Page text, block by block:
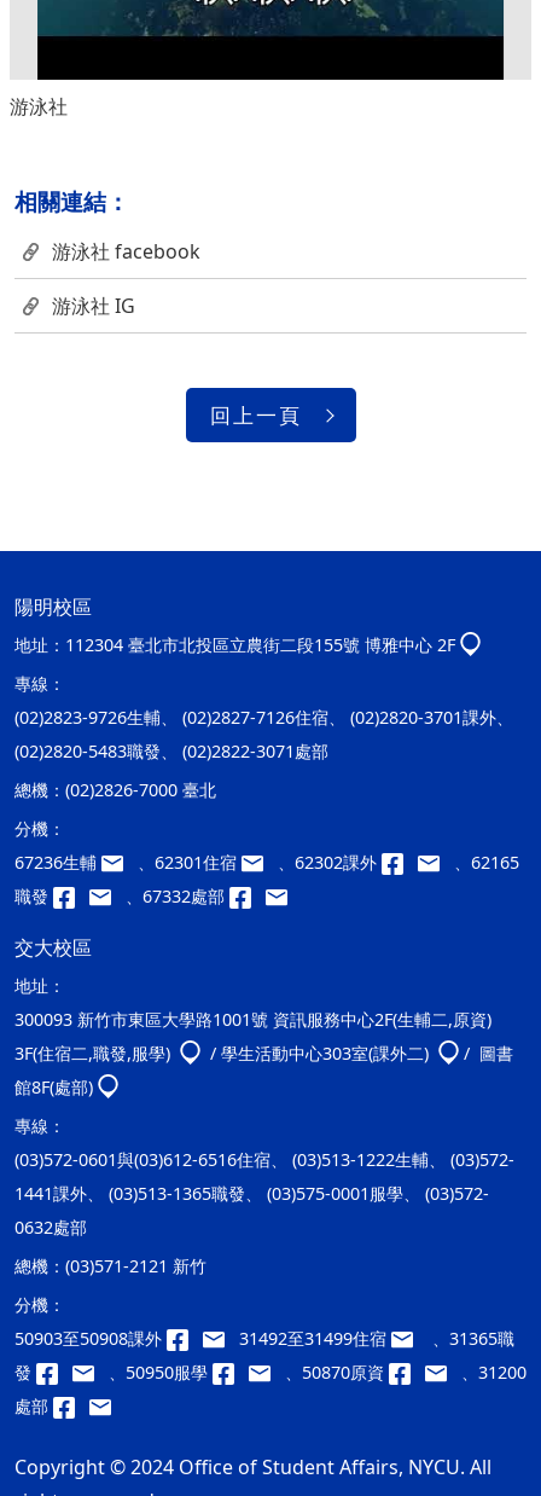
游泳社
相關連結：
游泳社 facebook
游泳社 IG
回上一頁
陽明校區
地址： 112304 臺北市北投區立農街二段155號 博雅中心 2F
專線：
(02)2823-9726生輔、 (02)2827-7126住宿、 (02)2820-3701課外、
(02)2820-5483職發、 (02)2822-3071處部
總機： (02)2826-7000 臺北
分機：
67236生輔
、62301住宿 、62302課外
、62165
職發
、67332處部
交大校區
地址：
300093 新竹市東區大學路1001號 資訊服務中心2F(生輔二,原資)
3F(住宿二,職發,服學)
/ 學生活動中心303室(課外二)
/ 圖書
館8F(處部)
專線：
(03)572-0601與(03)612-6516住宿、 (03)513-1222生輔、 (03)572-
1441課外、 (03)513-1365職發、 (03)575-0001服學、 (03)572-
0632處部
總機： (03)571-2121 新竹
分機：
50903至50908課外
31492至31499住宿
、31365職
發
、50950服學 、50870原資
、31200
處部
Copyright © 2024 Office of Student Affairs, NYCU. All